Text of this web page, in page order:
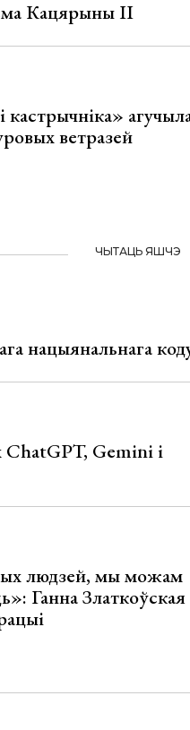
Кацярыны ІІ
ветразей
ЧЫТАЦЬ ЯШЧЭ
нацыянальнага
ChatGPT, Gemini і
людзей, мы можам
Ганна Златкоўская